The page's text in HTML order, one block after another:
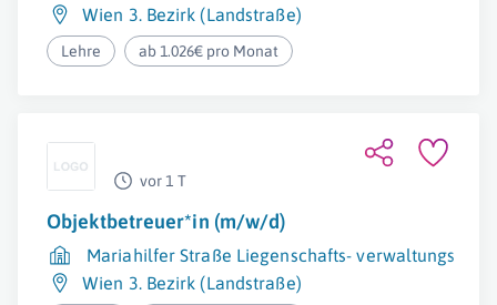
Wien 3. Bezirk (Landstraße)
Lehre ab 1.026€ pro Monat
vor 1 T
Objektbetreuer*in (m/w/d)
Mariahilfer Straße Liegenschafts- verwaltungs
Wien 3. Bezirk (Landstraße)